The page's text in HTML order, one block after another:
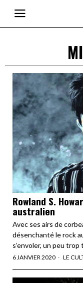
Rowland S.
australien
Avec ses airs de
désenchanté le rock
s’envoler, un peu
6 JANVIER 2020 LE